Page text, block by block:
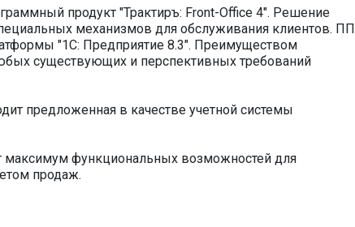
продукт "Трактиръ: Front-Office 4". Решение
механизмов для обслуживания клиентов. ПП
"1С: Предприятие 8.3". Преимуществом
существующих и перспективных требований
предложенная в качестве учетной системы
максимум функциональных возможностей для
продаж.